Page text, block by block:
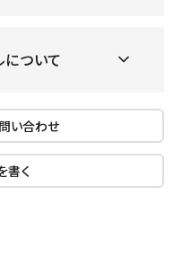
ついて
い合わせ
書く